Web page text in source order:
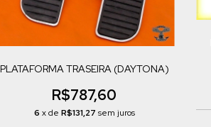
PLATAFORMA TRASEIRA (DAYTONA)
R$787,60
6 x de R$131,27 sem juros